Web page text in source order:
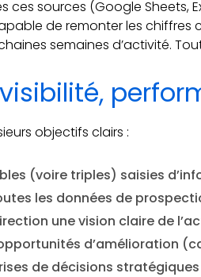
ces sources (Google Sheets,
de remonter les chiffres
semaines d’activité.
visibilité,
objectifs clairs :
(voire triples) saisies
les données de
une vision claire de
d’amélioration
de décisions